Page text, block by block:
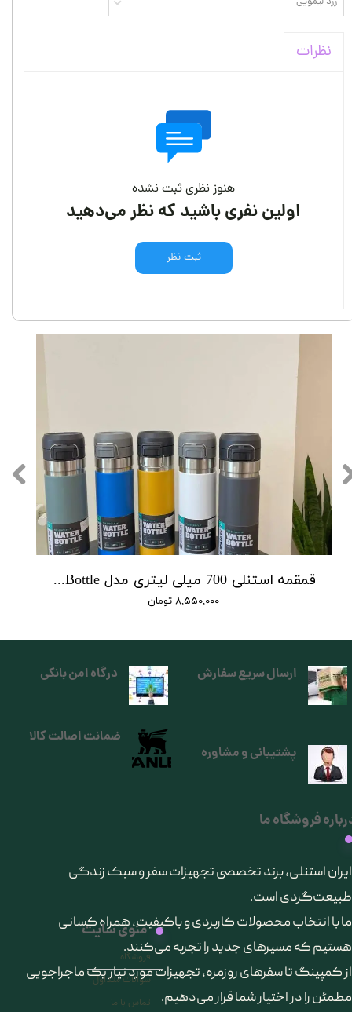
نظرات
هنوز نظری ثبت نشده
اولین نفری باشید که نظر می‌دهید
ثبت نظر
قمقمه استنلی 700 میلی لیتری مدل Quick Flip Bottle
۸,۵۵۰,۰۰۰ تومان
ارسال سریع سفارش
فروشگاه ما
​ایران استنلی، برند تخصصی تجهیزات سفر و سبک زندگی
طبیعت‌گردی است.
ما با انتخاب محصولات کاربردی و باکیفیت، همراه کسانی
هستیم که مسیرهای جدید را تجربه می‌کنند.
از کمپینگ تا سفرهای روزمره، تجهیزات مورد نیاز یک ماجراجویی
مطمئن را در اختیار شما قرار می‌دهیم.
منوی سایت
فروشگاه
سوالات متداول
تماس با ما
درگاه امن بانکی
پشتیبانی و مشاوره
ضمانت اصالت کالا